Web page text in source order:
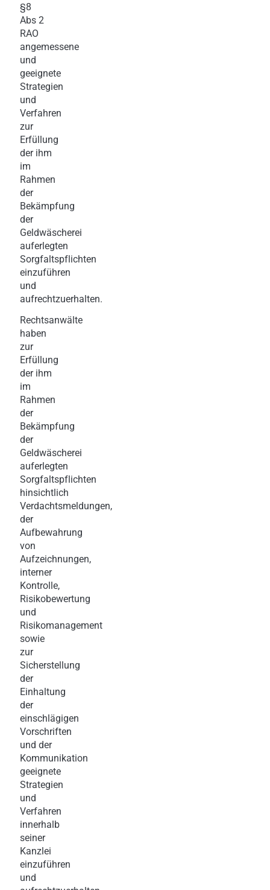
§8
Abs 2
RAO
angemessene
und
geeignete
Strategien
und
Verfahren
zur
Erfüllung
der ihm
im
Rahmen
der
Bekämpfung
der
Geldwäscherei
auferlegten
Sorgfaltspflichten
einzuführen
und
aufrechtzuerhalten.
Rechtsanwälte
haben
zur
Erfüllung
der ihm
im
Rahmen
der
Bekämpfung
der
Geldwäscherei
auferlegten
Sorgfaltspflichten
hinsichtlich
Verdachtsmeldungen,
der
Aufbewahrung
von
Aufzeichnungen,
interner
Kontrolle,
Risikobewertung
und
Risikomanagement
sowie
zur
Sicherstellung
der
Einhaltung
der
einschlägigen
Vorschriften
und der
Kommunikation
geeignete
Strategien
und
Verfahren
innerhalb
seiner
Kanzlei
einzuführen
und